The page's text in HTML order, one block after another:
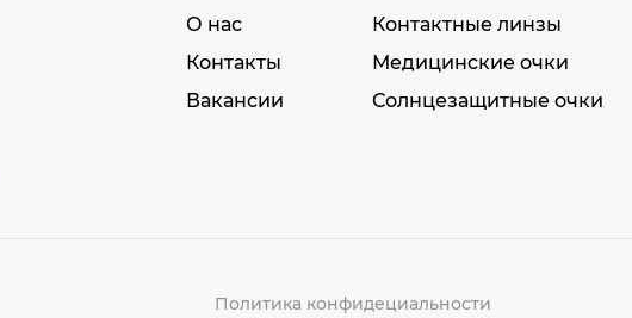
О нас
Контакты
Вакансии
Контактные линзы
Медицинские очки
Солнцезащитные очки
Политика конфидециальности